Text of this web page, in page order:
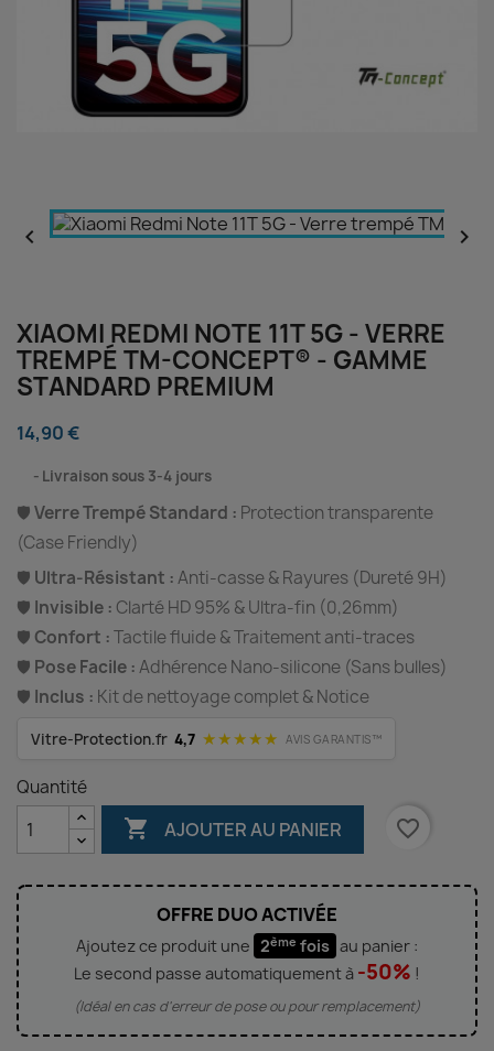
 
XIAOMI REDMI NOTE 11T 5G - VERRE
TREMPÉ TM-CONCEPT® - GAMME
STANDARD PREMIUM
14,90 €
Livraison sous 3-4 jours
🛡️Verre Trempé Standard : Protection transparente
(Case Friendly)
🛡️ Ultra-Résistant :Anti-casse & Rayures (Dureté 9H)
🛡️ Invisible : Clarté HD 95% & Ultra-fin (0,26mm)
🛡️ Confort :Tactile fluide & Traitement anti-traces
🛡️ Pose Facile :Adhérence Nano-silicone (Sans bulles)
🛡️ Inclus : Kit de nettoyage complet & Notice
Vitre-Protection.fr 4,7 ★★★★★ AVIS GARANTIS™
Quantité
 AJOUTER AU PANIER favorite_border
OFFRE DUO ACTIVÉE
Ajoutez ce produit une 2ème fois au panier :
Le second passe automatiquement à -50% !
(Idéal en cas d'erreur de pose ou pour remplacement)